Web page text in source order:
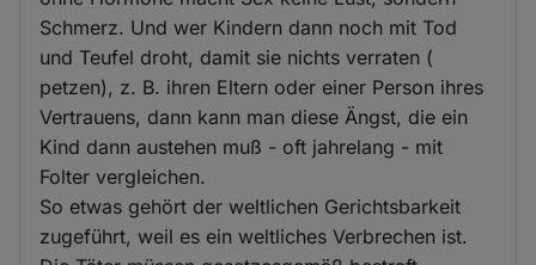
Schmerz. Und wer Kindern dann noch mit Tod
und Teufel droht, damit sie nichts verraten (
petzen), z. B. ihren Eltern oder einer Person ihres
Vertrauens, dann kann man diese Ängst, die ein
Kind dann austehen muß - oft jahrelang - mit
Folter vergleichen.
So etwas gehört der weltlichen Gerichtsbarkeit
zugeführt, weil es ein weltliches Verbrechen ist.